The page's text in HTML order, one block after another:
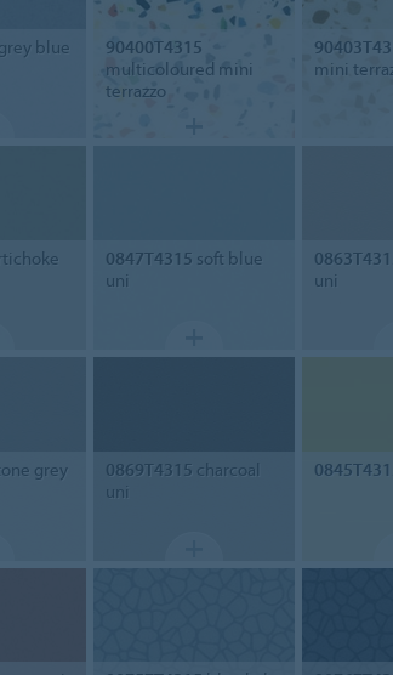
grey blue
90400T4315
multicoloured mini
terrazzo
mini
0847T4315 soft blue
uni
uni
grey
0869T4315 charcoal
uni